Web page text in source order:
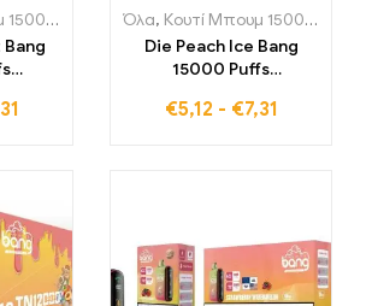
,Μονής χρήσης ηλεκτρονικά
Όλα, Κουτί Μπουμ 15000 Αναπνοές
Die Peach Ice Bang
15000 Puffs
Disposable Pod
€5,12 - €7,31